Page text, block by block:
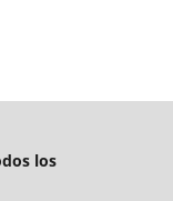
los